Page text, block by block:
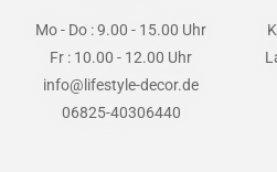
Mo - Do : 9.00 - 15.00 Uhr
Fr : 10.00 - 12.00 Uhr
info@lifestyle-decor.de
06825-40306440